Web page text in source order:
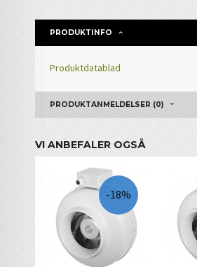
PRODUKTINFO
Produktdatablad
PRODUKTANMELDELSER (0)
VI ANBEFALER OGSÅ
-18%